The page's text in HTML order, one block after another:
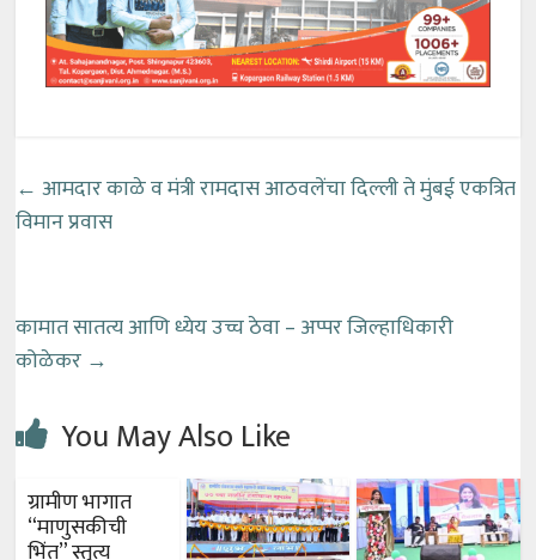
← आमदार काळे व मंत्री रामदास आठवलेंचा दिल्ली ते मुंबई एकत्रित
विमान प्रवास
कामात सातत्य आणि ध्येय उच्च ठेवा – अप्पर जिल्हाधिकारी
कोळेकर →
You May Also Like
ग्रामीण भागात
“माणुसकीची